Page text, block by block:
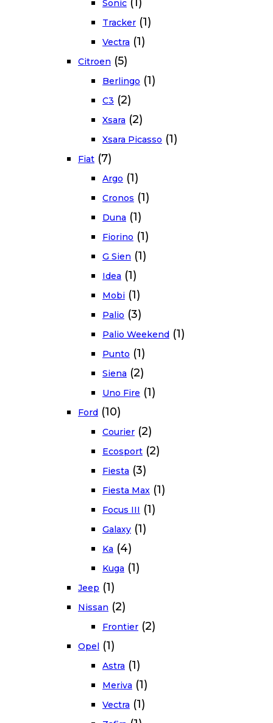
Sonic
Tracker (1)
Vectra (1)
Citroen (5)
Berlingo (1)
C3 (2)
Xsara (2)
Xsara Picasso (1)
Fiat (7)
Argo (1)
Cronos (1)
Duna (1)
Fiorino (1)
G Sien (1)
Idea (1)
Mobi (1)
Palio (3)
Palio Weekend (1)
Punto (1)
Siena (2)
Uno Fire (1)
Ford (10)
Courier (2)
Ecosport (2)
Fiesta (3)
Fiesta Max (1)
Focus III (1)
Galaxy (1)
Ka (4)
Kuga (1)
Jeep (1)
Nissan (2)
Frontier (2)
Opel (1)
Astra (1)
Meriva (1)
Vectra (1)